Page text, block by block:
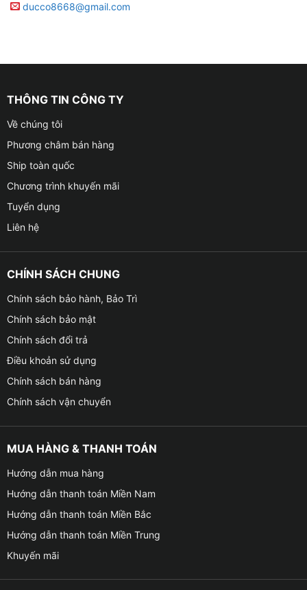
ducco8668@gmail.com
THÔNG TIN CÔNG TY
Về chúng tôi
Phương châm bán hàng
Ship toàn quốc
Chương trình khuyến mãi
Tuyển dụng
Liên hệ
CHÍNH SÁCH CHUNG
Chính sách bảo hành, Bảo Trì
Chính sách bảo mật
Chính sách đổi trả
Điều khoản sử dụng
Chính sách bán hàng
Chính sách vận chuyển
MUA HÀNG & THANH TOÁN
Hướng dẫn mua hàng
Hướng dẫn thanh toán Miền Nam
Hướng dẫn thanh toán Miền Bắc
Hướng dẫn thanh toán Miền Trung
Khuyến mãi